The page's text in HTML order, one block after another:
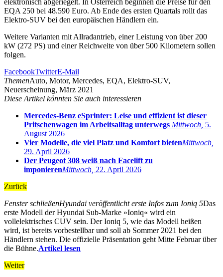
elektronisch abgeriegelt. In Österreich beginnen die Preise für den
EQA 250 bei 48.590 Euro. Ab Ende des ersten Quartals rollt das
Elektro-SUV bei den europäischen Händlern ein.
Weitere Varianten mit Allradantrieb, einer Leistung von über 200
kW (272 PS) und einer Reichweite von über 500 Kilometern sollen
folgen.
FacebookTwitterE-Mail
ThemenAuto, Motor, Mercedes, EQA, Elektro-SUV,
Neuerscheinung, März 2021
Diese Artikel könnten Sie auch interessieren
Mercedes-Benz eSprinter: Leise und effizient ist dieser
Pritschenwagen im Arbeitsalltag unterwegs Mittwoch, 5.
August 2026
Vier Modelle, die viel Platz und Komfort bietenMittwoch,
29. April 2026
Der Peugeot 308 weiß nach Facelift zu
imponierenMittwoch, 22. April 2026
Zurück
Fenster schließenHyundai veröffentlicht erste Infos zum Ioniq 5Das
erste Modell der Hyundai Sub-Marke »Ioniq« wird ein
vollelektrisches CUV sein. Der Ioniq 5, wie das Modell heißen
wird, ist bereits vorbestellbar und soll ab Sommer 2021 bei den
Händlern stehen. Die offizielle Präsentation geht Mitte Februar über
die Bühne.Artikel lesen
Weiter